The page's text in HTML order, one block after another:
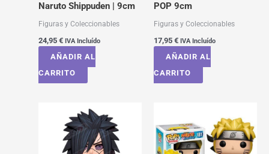
Naruto Shippuden | 9cm
Figuras y Coleccionables
24,95 € IVA Incluído
AÑADIR AL
CARRITO
POP 9cm
Figuras y Coleccionables
17,95 € IVA Incluído
AÑADIR AL
CARRITO